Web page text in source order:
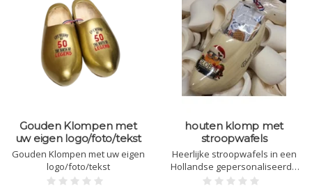
Gouden Klompen met
uw eigen logo/foto/tekst
Gouden Klompen met uw eigen
logo/foto/tekst
houten klomp met
stroopwafels
Heerlijke stroopwafels in een
Hollandse gepersonaliseerde
klomp.